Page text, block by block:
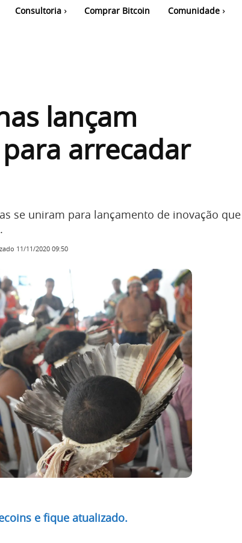
Consultoria Comprar Bitcoin Comunidade
lançam
arrecadar
se uniram para lançamento de inovação que
11/11/2020 09:50
e fique atualizado.